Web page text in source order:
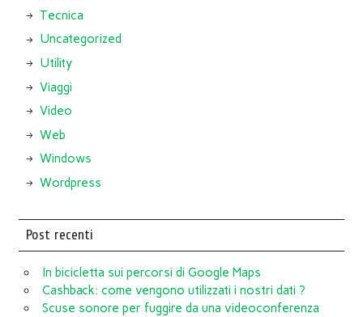
Tecnica
Uncategorized
Utility
Viaggi
Video
Web
Windows
Wordpress
Post recenti
In bicicletta sui percorsi di Google Maps
Cashback: come vengono utilizzati i nostri dati ?
Scuse sonore per fuggire da una videoconferenza